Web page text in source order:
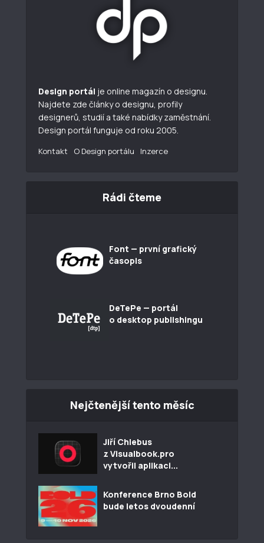
Design portál je online magazín o designu.
Najdete zde články o designu, profily
designerů, studií a také nabídky zaměstnání.
Design portál funguje od roku 2005.
Kontakt O Design portálu Inzerce
Rádi čteme
Font — první grafický
časopis
DeTePe — portál
o desktop publishingu
Nejčtenější tento měsíc
Jiří Chlebus
z Visualbook.pro
vytvořil aplikaci...
Konference Brno Bold
bude letos dvoudenní